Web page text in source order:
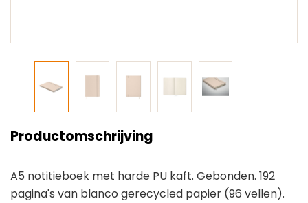
Productomschrijving
A5 notitieboek met harde PU kaft. Gebonden. 192
pagina's van blanco gerecycled papier (96 vellen).